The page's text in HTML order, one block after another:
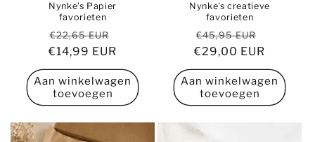
Nynke's Papier
favorieten
Normale
prijs
€22,65 EUR
Aanbiedingsprijs
€14,99 EUR
Aan winkelwagen
toevoegen
Nynke's creatieve
favorieten
Normale
prijs
€45,95 EUR
€29,00 EUR
Aan winkelwagen
toevoegen